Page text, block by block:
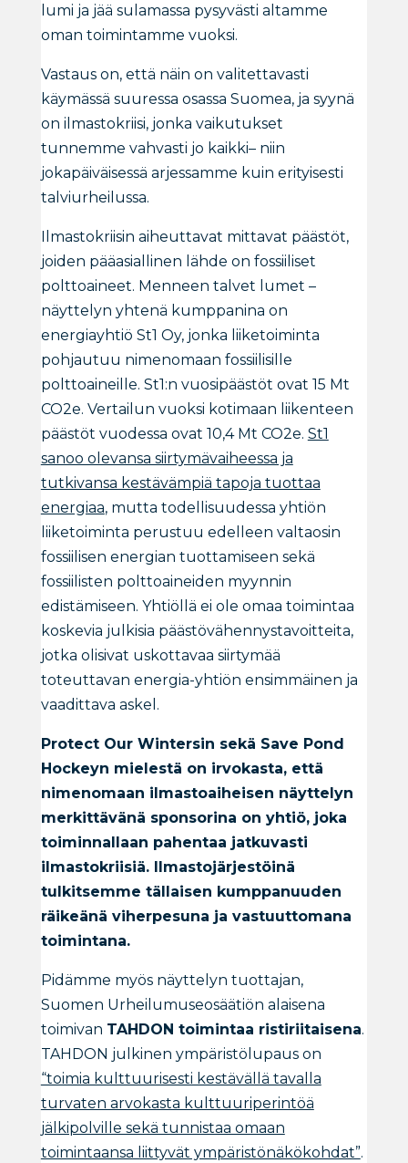
lumi ja jää sulamassa pysyvästi altamme
oman toimintamme vuoksi.
Vastaus on, että näin on valitettavasti
käymässä suuressa osassa Suomea, ja syynä
on ilmastokriisi, jonka vaikutukset
tunnemme vahvasti jo kaikki– niin
jokapäiväisessä arjessamme kuin erityisesti
talviurheilussa.
Ilmastokriisin aiheuttavat mittavat päästöt,
joiden pääasiallinen lähde on fossiiliset
polttoaineet. Menneen talvet lumet –
näyttelyn yhtenä kumppanina on
energiayhtiö St1 Oy, jonka liiketoiminta
pohjautuu nimenomaan fossiilisille
polttoaineille. St1:n vuosipäästöt ovat 15 Mt
CO2e. Vertailun vuoksi kotimaan liikenteen
päästöt vuodessa ovat 10,4 Mt CO2e. St1
sanoo olevansa siirtymävaiheessa ja
tutkivansa kestävämpiä tapoja tuottaa
energiaa, mutta todellisuudessa yhtiön
liiketoiminta perustuu edelleen valtaosin
fossiilisen energian tuottamiseen sekä
fossiilisten polttoaineiden myynnin
edistämiseen. Yhtiöllä ei ole omaa toimintaa
koskevia julkisia päästövähennystavoitteita,
jotka olisivat uskottavaa siirtymää
toteuttavan energia-yhtiön ensimmäinen ja
vaadittava askel.
Protect Our Wintersin sekä Save Pond
Hockeyn mielestä on irvokasta, että
nimenomaan ilmastoaiheisen näyttelyn
merkittävänä sponsorina on yhtiö, joka
toiminnallaan pahentaa jatkuvasti
ilmastokriisiä. Ilmastojärjestöinä
tulkitsemme tällaisen kumppanuuden
räikeänä viherpesuna ja vastuuttomana
toimintana.
Pidämme myös näyttelyn tuottajan,
Suomen Urheilumuseosäätiön alaisena
toimivan TAHDON toimintaa ristiriitaisena.
TAHDON julkinen ympäristölupaus on
“toimia kulttuurisesti kestävällä tavalla
turvaten arvokasta kulttuuriperintöä
jälkipolville sekä tunnistaa omaan
toimintaansa liittyvät ympäristönäkökohdat”.